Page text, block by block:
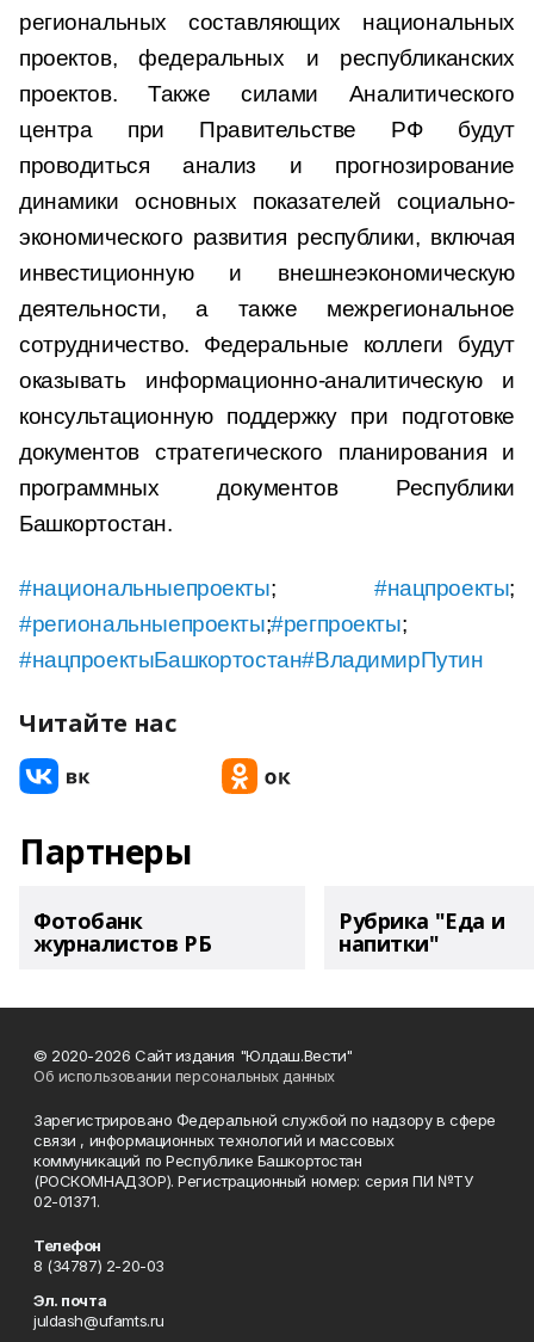
региональных составляющих национальных
проектов, федеральных и республиканских
проектов. Также силами Аналитического
центра при Правительстве РФ будут
проводиться анализ и прогнозирование
динамики основных показателей социально-
экономического развития республики, включая
инвестиционную и внешнеэкономическую
деятельности, а также межрегиональное
сотрудничество. Федеральные коллеги будут
оказывать информационно-аналитическую и
консультационную поддержку при подготовке
документов стратегического планирования и
программных документов Республики
Башкортостан.
#национальныепроекты;#нацпроекты;
#региональныепроекты;#регпроекты;
#нацпроектыБашкортостан#ВладимирПутин
Читайте нас
Партнеры
Фотобанк
журналистов РБ
Рубрика "Еда и
напитки"
© 2020-2026 Сайт издания "Юлдаш.Вести"
Об использовании персональных данных
Зарегистрировано Федеральной службой по надзору в сфере
связи , информационных технологий и массовых
коммуникаций по Республике Башкортостан
(РОСКОМНАДЗОР). Регистрационный номер: серия ПИ №ТУ
02-01371.
Телефон
8 (34787) 2-20-03
Эл. почта
juldash@ufamts.ru